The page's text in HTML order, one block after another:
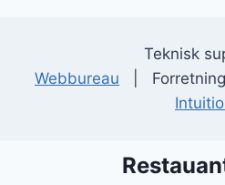
Teknisk
Webbureau |